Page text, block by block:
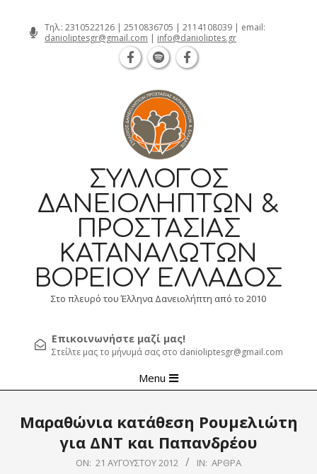
Τηλ.: 2310522126 | 2510836705 | 2114108039 | email:
danioliptesgr@gmail.com | info@danioliptes.gr
ΣΎΛΛΟΓΟΣ
ΔΑΝΕΙΟΛΗΠΤΏΝ &
ΠΡΟΣΤΑΣΊΑΣ
ΚΑΤΑΝΑΛΩΤΏΝ
ΒΟΡΕΊΟΥ ΕΛΛΆΔΟΣ
Στο πλευρό του Έλληνα Δανειολήπτη από το 2010
Επικοινωνήστε μαζί μας!
Στείλτε μας το μήνυμά σας στο danioliptesgr@gmail.com
Navigation
Menu
Μαραθώνια κατάθεση Ρουμελιώτη
για ΔΝΤ και Παπανδρέου
ON: 21 ΑΥΓΟΎΣΤΟΥ 2012 IN: ΆΡΘΡΑ